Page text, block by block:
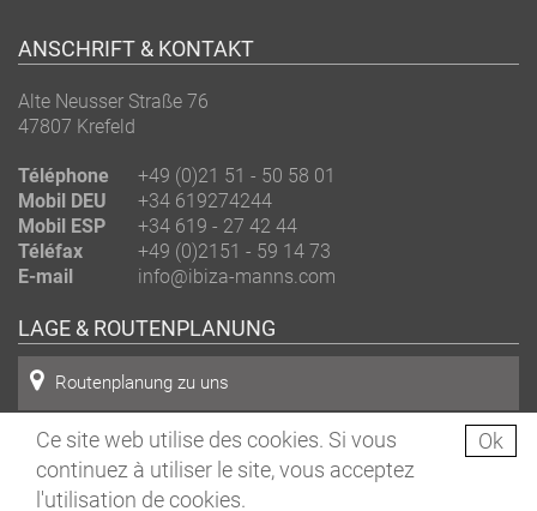
Ce site web utilise des cookies. Si vous
continuez à utiliser le site, vous acceptez
l'utilisation de cookies.
Ok
ANSCHRIFT & KONTAKT
Alte Neusser Straße 76
47807 Krefeld
Téléphone
+49 (0)21 51 - 50 58 01
Mobil DEU
+34 619274244
Mobil ESP
+34 619 - 27 42 44
Téléfax
+49 (0)2151 - 59 14 73
E-mail
info@ibiza-manns.com
LAGE & ROUTENPLANUNG
Routenplanung zu uns
Copyright 2026 bei Promotora - Ibiza - Alle Rechte vorbehalten.